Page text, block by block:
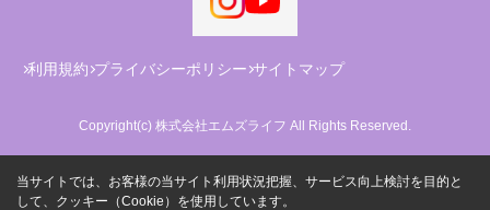
利用規約 プライバシーポリシー サイトマップ
Copyright(c) 株式会社エムズライフ All Rights Reserved.
当サイトでは、お客様の当サイト利用状況把握、サービス向上検討を目的と
して、クッキー（Cookie）を使用しています。